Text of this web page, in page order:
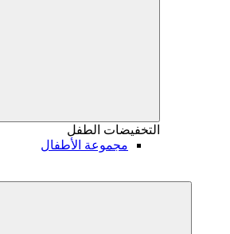
التخفيضات الطفل
مجموعة الأطفال